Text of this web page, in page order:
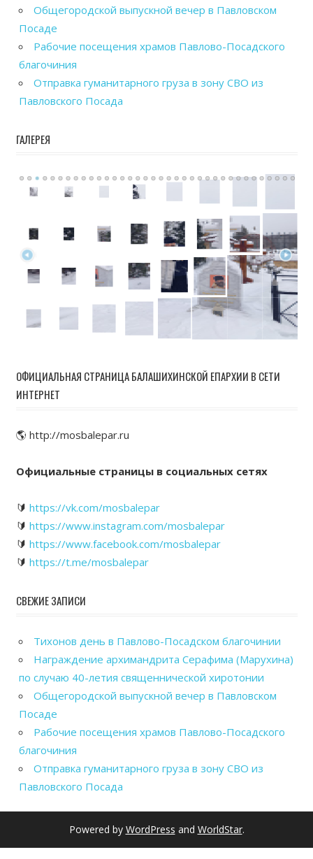
Общегородской выпускной вечер в Павловском
Посаде
Рабочие посещения храмов Павлово-Посадского
благочиния
Отправка гуманитарного груза в зону СВО из
Павловского Посада
ГАЛЕРЕЯ
ОФИЦИАЛЬНАЯ СТРАНИЦА БАЛАШИХИНСКОЙ ЕПАРХИИ В СЕТИ
ИНТЕРНЕТ
🌎 http://mosbalepar.ru
Официальные страницы в социальных сетях
🔰 https://vk.com/mosbalepar
🔰 https://www.instagram.com/mosbalepar
🔰 https://www.facebook.com/mosbalepar
🔰 https://t.me/mosbalepar
СВЕЖИЕ ЗАПИСИ
Тихонов день в Павлово-Посадском благочинии
Награждение архимандрита Серафима (Марухина)
по случаю 40-летия священнической хиротонии
Общегородской выпускной вечер в Павловском
Посаде
Рабочие посещения храмов Павлово-Посадского
благочиния
Отправка гуманитарного груза в зону СВО из
Павловского Посада
Powered by WordPress and WorldStar.